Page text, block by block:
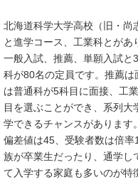
北海道科学大学高校（旧・尚
と進学コース、工業科とがあ
一般入試、推薦、単願入試
科が80名の定員です。推薦
は普通科が5科目に面接、工
目を選ぶことができ、系列
学できるチャンスがあります。
偏差値は45、受験者数は倍
族が卒業生だったり、通学し
て入学する家庭も多いのが特